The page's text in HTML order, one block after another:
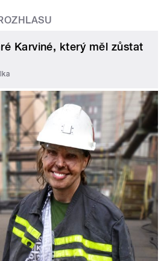
Karviné, který měl zůstat